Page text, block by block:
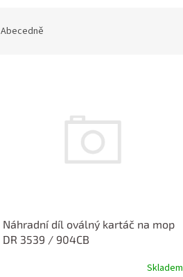
Abecedně
Náhradní díl oválný kartáč na mop
DR 3539 / 904CB
Skladem